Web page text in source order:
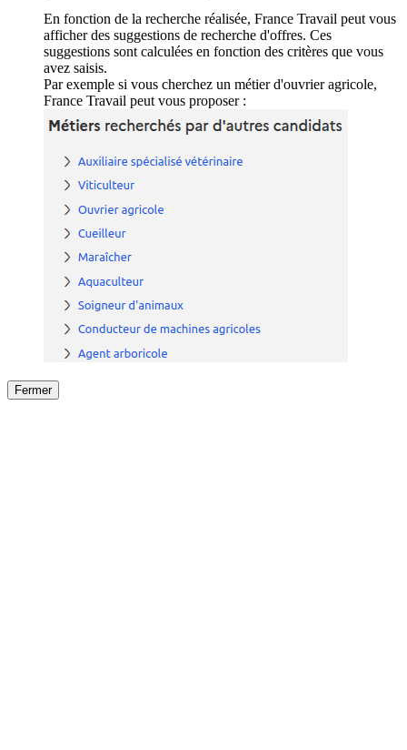
En fonction de la recherche réalisée, France Travail peut vous
afficher des suggestions de recherche d'offres. Ces
suggestions sont calculées en fonction des critères que vous
avez saisis.
Par exemple si vous cherchez un métier d'ouvrier agricole,
France Travail peut vous proposer :
Fermer